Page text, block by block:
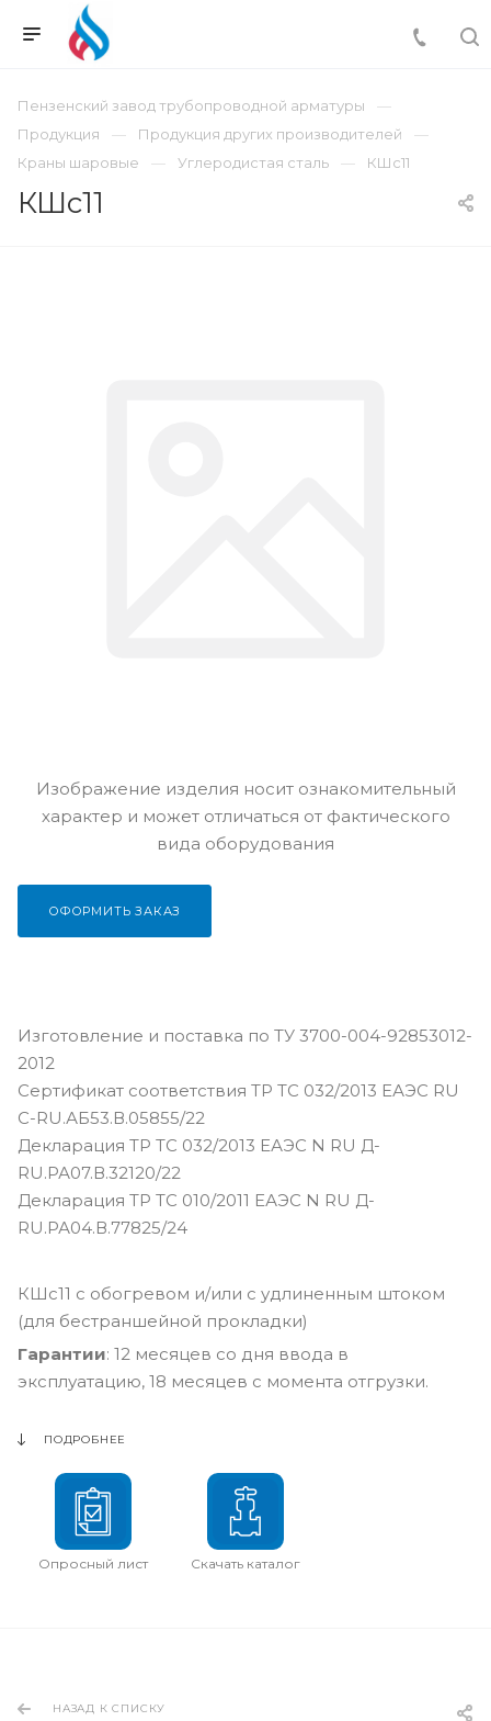
Пензенский завод трубопроводной арматуры
Продукция
Продукция других производителей
Краны шаровые
Углеродистая сталь КШс11
КШс11
Изготовление и поставка по ТУ 3700-004-92853012-
2012
Сертификат соответствия ТР ТС 032/2013 ЕАЭС RU
С-RU.АБ53.В.05855/22
Декларация ТР ТС 032/2013 ЕАЭС N RU Д-
RU.РА07.В.32120/22
Декларация ТР ТС 010/2011 ЕАЭС N RU Д-
RU.РА04.В.77825/24
КШс11 с обогревом и/или с удлиненным штоком
(для бестраншейной прокладки)
Гарантии: 12 месяцев со дня ввода в
эксплуатацию, 18 месяцев с момента отгрузки.
ПОДРОБНЕЕ
Опросный лист Скачать каталог
Изображение изделия носит ознакомительный
характер и может отличаться от фактического
вида оборудования
ОФОРМИТЬ ЗАКАЗ
НАЗАД К СПИСКУ